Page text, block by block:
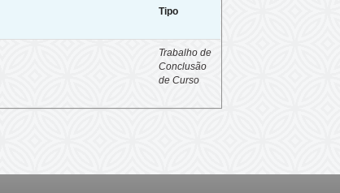
Tipo
Trabalho de
Conclusão
de Curso